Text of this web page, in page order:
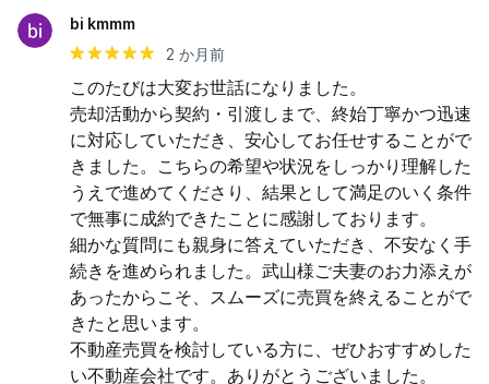
bi kmmm
2 か月前
このたびは大変お世話になりました。
売却活動から契約・引渡しまで、終始丁寧かつ迅速
に対応していただき、安心してお任せすることがで
きました。こちらの希望や状況をしっかり理解した
うえで進めてくださり、結果として満足のいく条件
で無事に成約できたことに感謝しております。
細かな質問にも親身に答えていただき、不安なく手
続きを進められました。武山様ご夫妻のお力添えが
あったからこそ、スムーズに売買を終えることがで
きたと思います。
不動産売買を検討している方に、ぜひおすすめした
い不動産会社です。ありがとうございました。